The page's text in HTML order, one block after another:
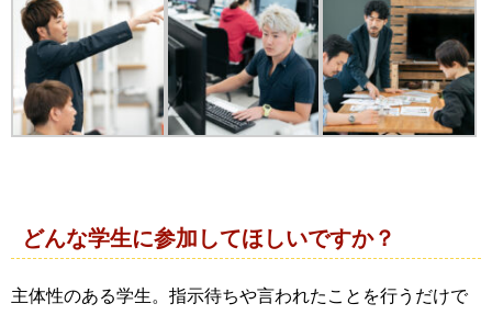
どんな学生に参加してほしいですか？
主体性のある学生。指示待ちや言われたことを行うだけで